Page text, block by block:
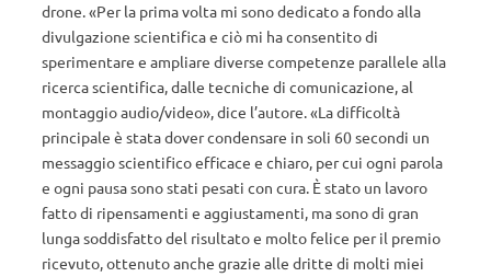
drone. «Per la prima volta mi sono dedicato a fondo alla
divulgazione scientifica e ciò mi ha consentito di
sperimentare e ampliare diverse competenze parallele alla
ricerca scientifica, dalle tecniche di comunicazione, al
montaggio audio/video», dice l’autore. «La difficoltà
principale è stata dover condensare in soli 60 secondi un
messaggio scientifico efficace e chiaro, per cui ogni parola
e ogni pausa sono stati pesati con cura. È stato un lavoro
fatto di ripensamenti e aggiustamenti, ma sono di gran
lunga soddisfatto del risultato e molto felice per il premio
ricevuto, ottenuto anche grazie alle dritte di molti miei